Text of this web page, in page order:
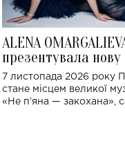
ALENA
презентувала
великого концерту
спорту
7 листопада 2026 року
стане місцем великої
«Не пʼяна — закохана»,